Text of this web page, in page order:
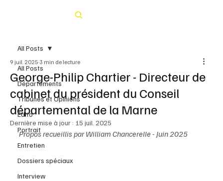
All Posts
Départements
Tribunes et Opinions
Édito
Portrait
Entretien
Dossiers spéciaux
Interview
All Posts
George-Philip Chartier - Directeur de
cabinet du président du Conseil
départemental de la Marne
9 juil. 2025 3 min de lecture
Dernière mise à jour : 15 juil. 2025
Propos recueillis par William Chancerelle - Juin 2025